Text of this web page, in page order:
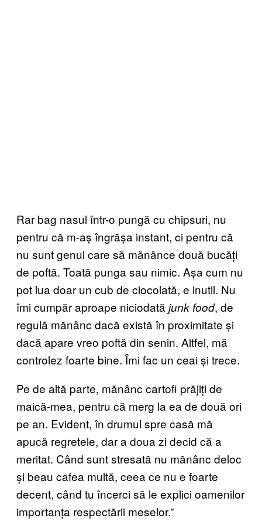
Rar bag nasul într-o pungă cu chipsuri, nu
pentru că m-aș îngrășa instant, ci pentru că
nu sunt genul care să mănânce două bucăți
de poftă. Toată punga sau nimic. Așa cum nu
pot lua doar un cub de ciocolată, e inutil. Nu
îmi cumpăr aproape niciodată junk food, de
regulă mănânc dacă există în proximitate și
dacă apare vreo poftă din senin. Altfel, mă
controlez foarte bine. Îmi fac un ceai și trece.
Pe de altă parte, mănânc cartofi prăjiți de
maică-mea, pentru că merg la ea de două ori
pe an. Evident, în drumul spre casă mă
apucă regretele, dar a doua zi decid că a
meritat. Când sunt stresată nu mănânc deloc
și beau cafea multă, ceea ce nu e foarte
decent, când tu încerci să le explici oamenilor
importanța respectării meselor.”